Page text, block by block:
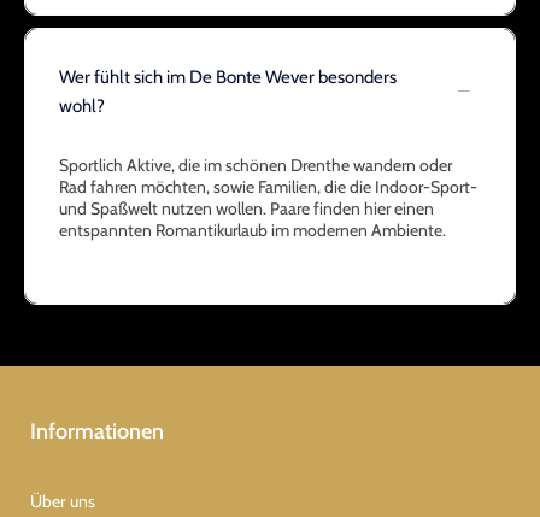
Wer fühlt sich im De Bonte Wever besonders
wohl?
Sportlich Aktive, die im schönen Drenthe wandern oder
Rad fahren möchten, sowie Familien, die die Indoor-Sport-
und Spaßwelt nutzen wollen. Paare finden hier einen
entspannten Romantikurlaub im modernen Ambiente.
Informationen
Über uns